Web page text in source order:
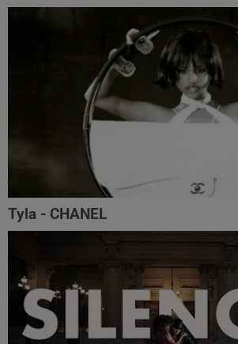
Tyla - CHANEL